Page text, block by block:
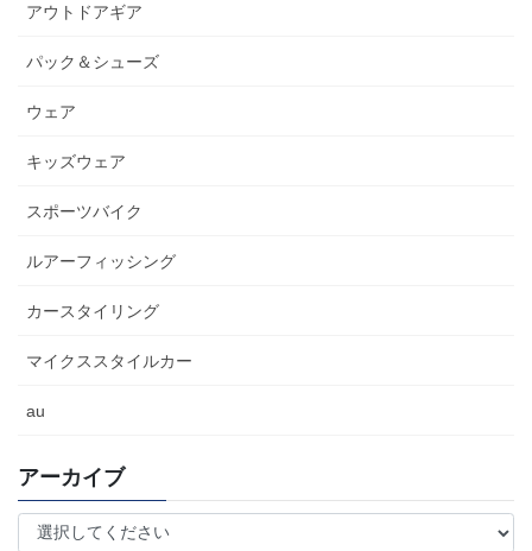
アウトドアギア
パック＆シューズ
ウェア
キッズウェア
スポーツバイク
ルアーフィッシング
カースタイリング
マイクススタイルカー
au
アーカイブ